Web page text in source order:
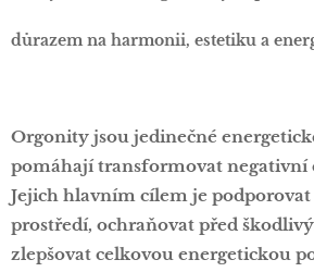
důrazem na harmonii, estetiku a
Orgonity jsou jedinečné
pomáhají transformovat negativní
Jejich hlavním cílem je
prostředí, ochraňovat před
zlepšovat celkovou energetickou